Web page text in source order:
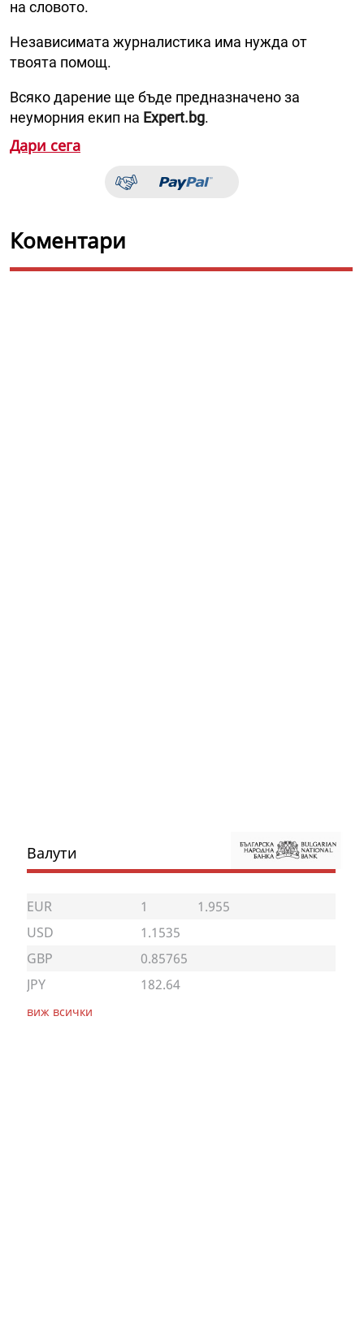
на словото.
Независимата журналистика има нужда от
твоята помощ.
Всяко дарение ще бъде предназначено за
неуморния екип на Expert.bg.
Дари сега
Коментари
Валути
EUR 1
1.955
USD
1.1535
GBP
0.85765
JPY
182.64
виж всички